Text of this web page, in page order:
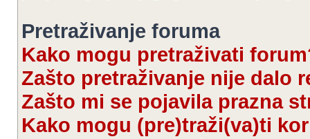
Pretraživanje foruma
Kako mogu pretraživati
Zašto pretraživanje nije dalo
Zašto mi se pojavila prazna
Kako mogu (pre)traži(va)ti